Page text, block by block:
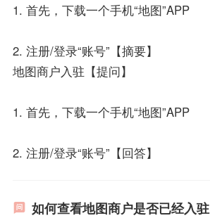
1. 首先，下载一个手机“地图”APP
2. 注册/登录“账号”【摘要】
地图商户入驻【提问】
1. 首先，下载一个手机“地图”APP
2. 注册/登录“账号”【回答】
如何查看地图商户是否已经入驻